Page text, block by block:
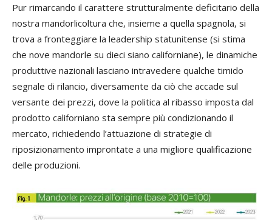
Pur rimarcando il carattere strutturalmente deficitario della
nostra mandorlicoltura che, insieme a quella spagnola, si
trova a fronteggiare la leadership statunitense (si stima
che nove mandorle su dieci siano californiane), le dinamiche
produttive nazionali lasciano intravedere qualche timido
segnale di rilancio, diversamente da ciò che accade sul
versante dei prezzi, dove la politica al ribasso imposta dal
prodotto californiano sta sempre più condizionando il
mercato, richiedendo l’attuazione di strategie di
riposizionamento improntate a una migliore qualificazione
delle produzioni.